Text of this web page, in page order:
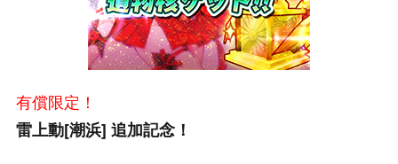
有償限定！
雷上動[潮浜] 追加記念！